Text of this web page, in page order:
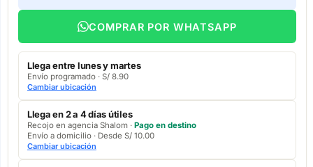
COMPRAR POR WHATSAPP
Llega entre lunes y martes
Envío programado · S/ 8.90
Cambiar ubicación
Llega en 2 a 4 días útiles
Recojo en agencia Shalom · Pago en destino
Envío a domicilio · Desde S/ 10.00
Cambiar ubicación